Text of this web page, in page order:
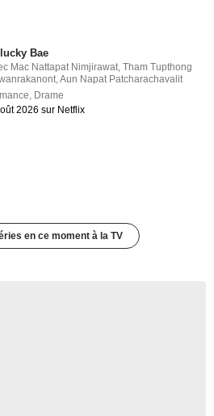
Bae
Mac Nattapat Nimjirawat,Tham Tupthong
,Aun Napat Patcharachavalit
, Drame
2026 sur Netflix
en ce moment à la TV